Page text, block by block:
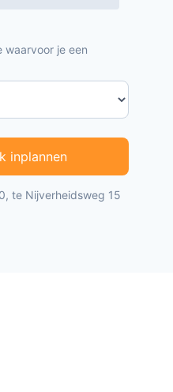
waarvoor je een
inplannen
te Nijverheidsweg 15